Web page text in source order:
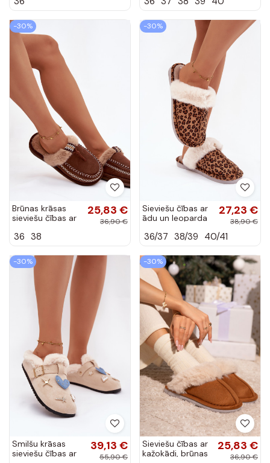
-30%
Brūnas krāsas
sieviešu čības ar
Perivelle
25,83 €
36,90 €
36 38
-30%
Sieviešu čības ar
ādu un leoparda
27,23 €
38,90 €
36/37 38/39 40/41
-30%
Smilšu krāsas
sieviešu čības ar
39,13 €
55,90 €
-30%
Sieviešu čības ar
kažokādi, brūnas
25,83 €
36,90 €